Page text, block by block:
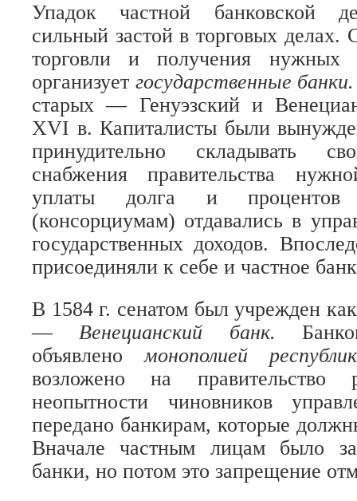
Упадок частной банковской
сильный застой в торговых делах.
торговли и получения нужных
организует государственные
старых — Генуэзский и
XVI в. Капиталисты были
принудительно складывать
снабжения правительства
уплаты долга и процентов
(консорциумам) отдавались в
государственных доходов.
присоединяли к себе и частное
В 1584 г. сенатом был учрежден
—Венецианский банк.
объявленомонополией
возложено на правительство
неопытности чиновников
передано банкирам, которые
Вначале частным лицам было
банки, но потом это запрещение